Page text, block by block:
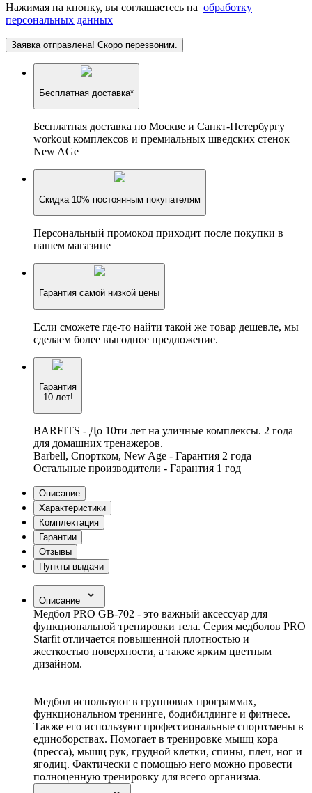
Нажимая на кнопку, вы соглашаетесь на обработку
персональных данных
Заявка отправлена! Скоро перезвоним.
Бесплатная доставка*
Бесплатная доставка по Москве и Санкт-Петербургу
workout комплексов и премиальных шведских стенок
New AGe
Скидка 10% постоянным покупателям
Персональный промокод приходит после покупки в
нашем магазине
Гарантия самой низкой цены
Если сможете где-то найти такой же товар дешевле, мы
сделаем более выгодное предложение.
Гарантия
10 лет!
BARFITS - До 10ти лет на уличные комплексы. 2 года
для домашних тренажеров.
Barbell, Спортком, New Age - Гарантия 2 года
Остальные производители - Гарантия 1 год
Описание
Характеристики
Комплектация
Гарантии
Отзывы
Пункты выдачи
Описание
Медбол PRO GB-702 - это важный аксессуар для
функциональной тренировки тела. Серия медболов PRO
Starfit отличается повышенной плотностью и
жесткостью поверхности, а также ярким цветным
дизайном.
Медбол используют в групповых программах,
функциональном тренинге, бодибилдинге и фитнесе.
Также его используют профессиональные спортсмены в
единоборствах. Помогает в тренировке мышц кора
(пресса), мышц рук, грудной клетки, спины, плеч, ног и
ягодиц. Фактически с помощью него можно провести
полноценную тренировку для всего организма.